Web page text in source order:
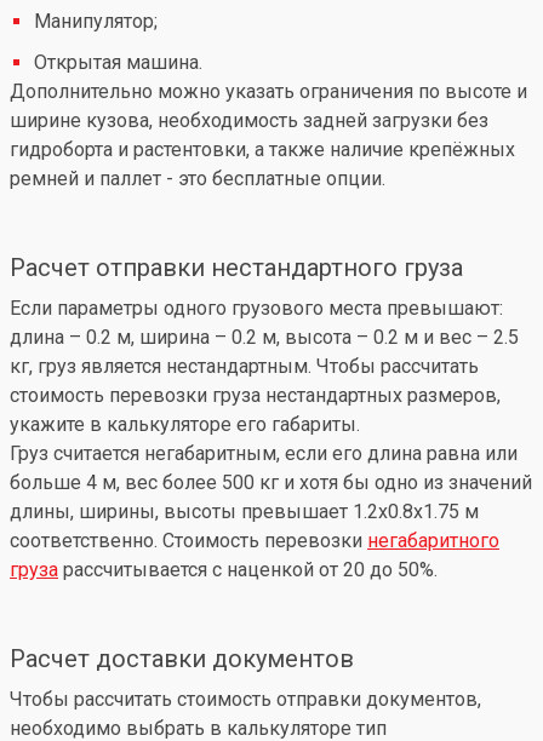
Манипулятор;
Открытая машина.
Дополнительно можно указать ограничения по высоте и
ширине кузова, необходимость задней загрузки без
гидроборта и растентовки, а также наличие крепёжных
ремней и паллет - это бесплатные опции.
Расчет отправки нестандартного груза
Если параметры одного грузового места превышают:
длина – 0.2 м, ширина – 0.2 м, высота – 0.2 м и вес – 2.5
кг, груз является нестандартным. Чтобы рассчитать
стоимость перевозки груза нестандартных размеров,
укажите в калькуляторе его габариты.
Груз считается негабаритным, если его длина равна или
больше 4 м, вес более 500 кг и хотя бы одно из значений
длины, ширины, высоты превышает 1.2x0.8x1.75 м
соответственно. Стоимость перевозки негабаритного
груза рассчитывается с наценкой от 20 до 50%.
Расчет доставки документов
Чтобы рассчитать стоимость отправки документов,
необходимо выбрать в калькуляторе тип